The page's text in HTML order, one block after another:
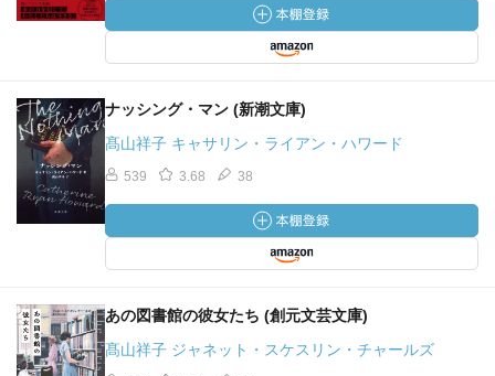
ナッシング・マン (新潮文庫)
髙山祥子 キャサリン・ライアン・ハワード
539 3.68 38
あの図書館の彼女たち (創元文芸文庫)
髙山祥子 ジャネット・スケスリン・チャールズ